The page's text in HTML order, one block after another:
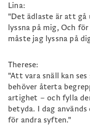
Lina:
"Det ädlaste är att
lyssna på mig, Och
måste jag lyssna på
Therese:
"Att vara snäll kan
behöver återta
artighet – och fylla
betyda. I dag
för andra syften."